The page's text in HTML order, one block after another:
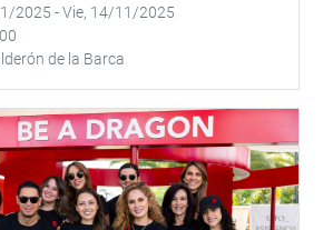
2025 -Vie, 14/11/2025
de la Barca